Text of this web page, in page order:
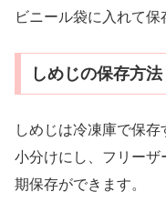
ビニール袋に入れて保
しめじの保存方法
しめじは冷凍庫で保
小分けにし、フリー
期保存ができます。